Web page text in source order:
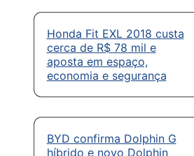
Honda Fit EXL 2018 custa
cerca de R$ 78 mil e
aposta em espaço,
economia e segurança
BYD confirma Dolphin G
híbrido e novo Dolphin